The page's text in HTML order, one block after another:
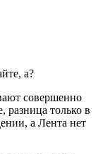
а?
совершенно
разница только в
а Лента нет